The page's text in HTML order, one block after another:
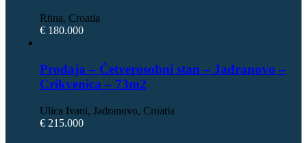
Rtina, Croatia
€ 180.000
Prodaja – Četverosobni stan – Jadranovo –
Crikvenica – 73m2
Ulica Ivani, Jadranovo, Croatia
€ 215.000